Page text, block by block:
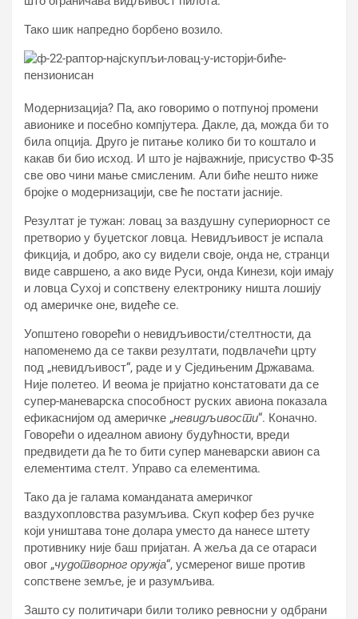
Тако шик напредно борбено возило.
Модернизација? Па, ако говоримо о потпуној промени
авионике и посебно компјутера. Дакле, да, можда би то
била опција. Друго је питање колико би то коштало и
какав би био исход. И што је најважније, присуство Ф-35
све ово чини мање смисленим. Али биће нешто ниже
бројке о модернизацији, све ће постати јасније.
Резултат је тужан: ловац за ваздушну супериорност се
претворио у буџетског ловца. Невидљивост је испала
фикција, и добро, ако су видели своје, онда не, странци
виде савршено, а ако виде Руси, онда Кинези, који имају
и ловца Сухој и сопствену електронику ништа лошију
од америчке оне, видеће се.
Уопштено говорећи о невидљивости/стелтности, да
напоменемо да се такви резултати, подвлачећи црту
под „невидљивост“, раде и у Сједињеним Државама.
Није полетео. И веома је пријатно констатовати да се
супер-маневарска способност руских авиона показала
ефикаснијом од америчке „невидљивости“. Коначно.
Говорећи о идеалном авиону будућности, вреди
предвидети да ће то бити супер маневарски авион са
елементима стелт. Управо са елементима.
Тако да је галама команданата америчког
ваздухопловства разумљива. Скуп кофер без ручке
који уништава тоне долара уместо да нанесе штету
противнику није баш пријатан. А жеља да се отараси
овог „чудотворног оружја“, усмереног више против
сопствене земље, је и разумљива.
Зашто су политичари били толико ревносни у одбрани